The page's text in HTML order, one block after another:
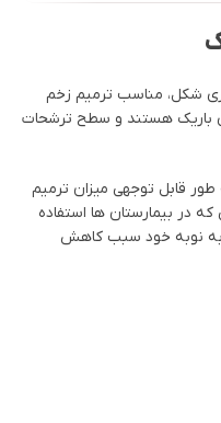
شکل، مناسب ترمیم زخم
باریک هستند و سطح ترشحات
طور قابل توجهی میزان ترمیم
در بیمارستان ها استفاده
به نوبه خود سبب کاهش